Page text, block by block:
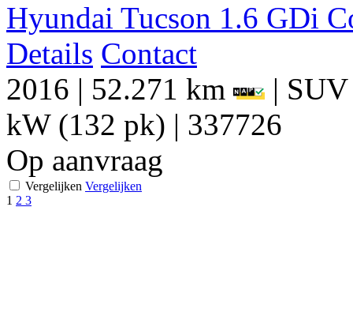
Hyundai Tucson 1.6 GDi
Details Contact
2016 | 52.271 km | SUV
kW (132 pk) | 337726
Op aanvraag
Vergelijken Vergelijken
1 2 3